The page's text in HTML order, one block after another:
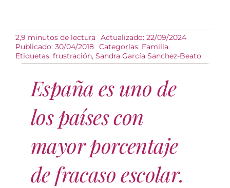
2,9 minutos de lectura
Actualizado: 22/09/2024
Publicado: 30/04/2018 Categorías: Familia
Etiquetas: frustración, Sandra García Sanchez-Beato
España es uno de
los países con
mayor porcentaje
de fracaso escolar.